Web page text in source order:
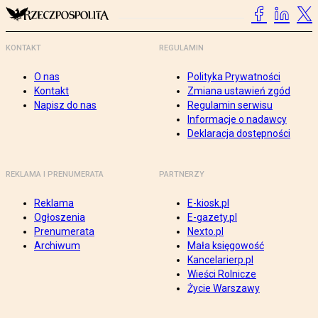
KONTAKT
O nas
Kontakt
Napisz do nas
REGULAMIN
Polityka Prywatności
Zmiana ustawień zgód
Regulamin serwisu
Informacje o nadawcy
Deklaracja dostępności
REKLAMA I PRENUMERATA
Reklama
Ogłoszenia
Prenumerata
Archiwum
PARTNERZY
E-kiosk.pl
E-gazety.pl
Nexto.pl
Mała księgowość
Kancelarierp.pl
Wieści Rolnicze
Życie Warszawy